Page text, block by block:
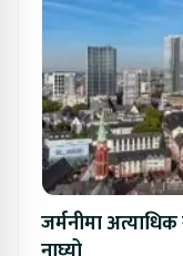
जर्मनीमा